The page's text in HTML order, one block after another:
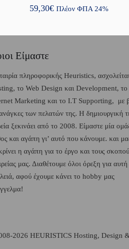
59,30€ Πλέον ΦΠΑ 24%
Είμαστε
πληροφορικής Heuristics,
το Web Design και Development, το
Marketing και το I.T Supporting, με
ανάγκες των πελατών της. Η δημιουργική
ξεκινάει από το 2008. Είμαστε μία
και αγάπη γι’ αυτό που κάνουμε. και
η αγάπη για το έργο και τους
μας. Διαθέτουμε όλοι όρεξη για αυτή
αφού έχουμε κάνει το hobby μας
2026 HEURISTICS Hosting, Design